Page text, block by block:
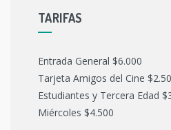
TARIFAS
Entrada General $6.000
Tarjeta Amigos del Cine
Estudiantes y Tercera Edad
Miércoles $4.500